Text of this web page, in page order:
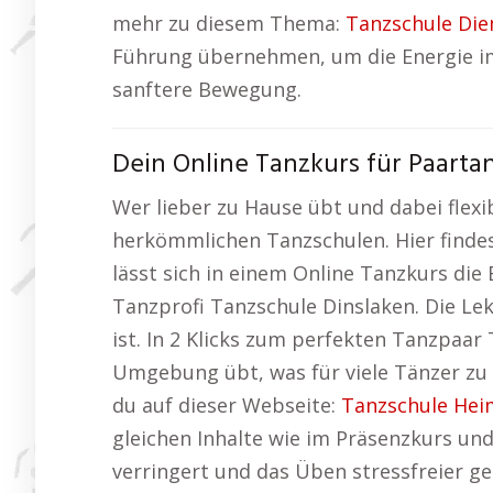
mehr zu diesem Thema: Tanzschule
Führung übernehmen, um die Energie
sanftere Bewegung.
Dein Online Tanzkurs für
Wer lieber zu Hause übt und dabei
herkömmlichen Tanzschulen. Hier
lässt sich in einem Online Tanzkurs
Tanzprofi Tanzschule Dinslaken. Die
ist. In 2 Klicks zum perfekten
Umgebung übt, was für viele Tänzer
du auf dieser Webseite: Tanzschule
gleichen Inhalte wie im Präsenzkurs
verringert und das Üben stressfreier